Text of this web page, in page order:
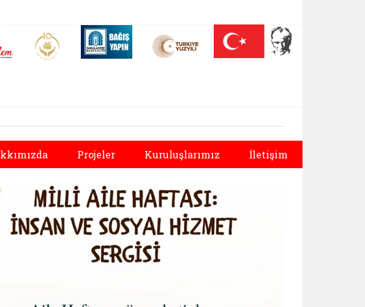
(yeni sekmede açılır)
AİLEM İletişim Merkezi (yeni sekmede açılır)
Aile ve Nüfus On Yılı (yeni sekmede açılır)Darülaceze bağış sayfası (yeni sekmede açılır)
Projeler Kuruluşlarımız İletişim
Sonraki